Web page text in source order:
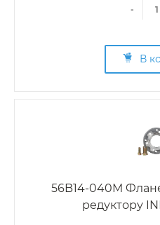
-
В
56B14-040M
редуктору